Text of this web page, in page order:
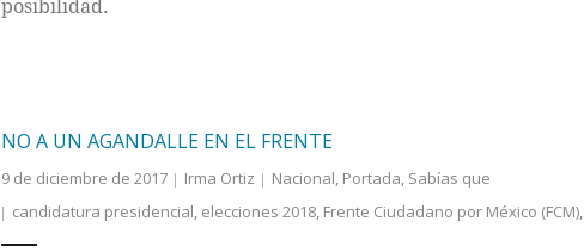
posibilidad.
NO A UN AGANDALLE EN EL FRENTE
9 de diciembre de 2017 Irma Ortiz Nacional, Portada, Sabías que
candidatura presidencial, elecciones 2018, Frente Ciudadano por México (FCM),